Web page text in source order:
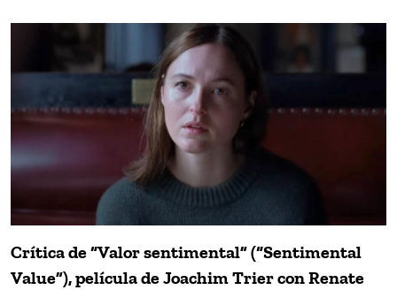
Crítica de “Valor sentimental” (“Sentimental
Value”), película de Joachim Trier con Renate